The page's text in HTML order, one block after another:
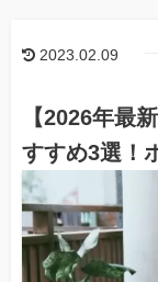
2023.02.09
【2026年最
すすめ3選！